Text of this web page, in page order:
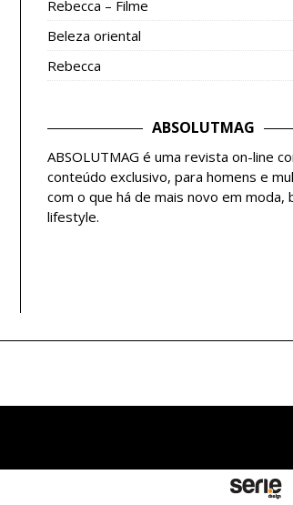
Rebecca – Filme
Beleza oriental
Rebecca
ABSOLUTMAG
ABSOLUTMAG é uma revista on-line
conteúdo exclusivo, para homens e
com o que há de mais novo em moda,
lifestyle.